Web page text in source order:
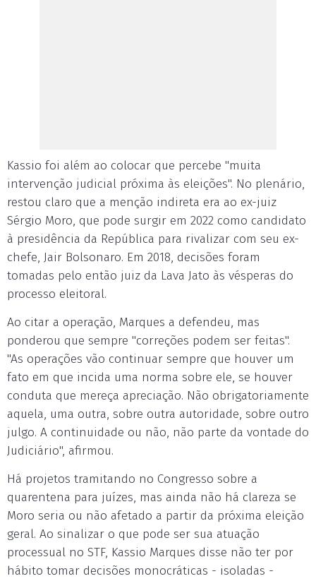
Kassio foi além ao colocar que percebe "muita
intervenção judicial próxima às eleições". No plenário,
restou claro que a menção indireta era ao ex-juiz
Sérgio Moro, que pode surgir em 2022 como candidato
à presidência da República para rivalizar com seu ex-
chefe, Jair Bolsonaro. Em 2018, decisões foram
tomadas pelo então juiz da Lava Jato às vésperas do
processo eleitoral.
Ao citar a operação, Marques a defendeu, mas
ponderou que sempre "correções podem ser feitas".
"As operações vão continuar sempre que houver um
fato em que incida uma norma sobre ele, se houver
conduta que mereça apreciação. Não obrigatoriamente
aquela, uma outra, sobre outra autoridade, sobre outro
julgo. A continuidade ou não, não parte da vontade do
Judiciário", afirmou.
Há projetos tramitando no Congresso sobre a
quarentena para juízes, mas ainda não há clareza se
Moro seria ou não afetado a partir da próxima eleição
geral. Ao sinalizar o que pode ser sua atuação
processual no STF, Kassio Marques disse não ter por
hábito tomar decisões monocráticas - isoladas -